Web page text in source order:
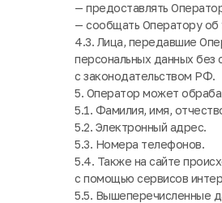
— предоставлять
— сообщать Оператору об
4.3. Лица, передавшие
персональных данных без
с законодательством РФ.
5. Оператор может
5.1. Фамилия, имя,
5.2. Электронный адрес.
5.3. Номера телефонов.
5.4. Также на сайте
с помощью сервисов
5.5. Вышеперечисленные